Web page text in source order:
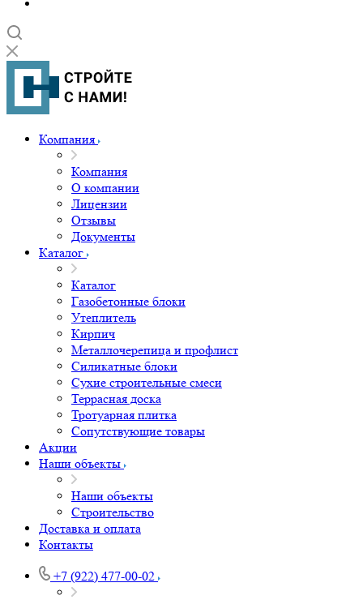
Компания
Компания
О компании
Лицензии
Отзывы
Документы
Каталог
Каталог
Газобетонные блоки
Утеплитель
Кирпич
Металлочерепица и профлист
Силикатные блоки
Сухие строительные смеси
Террасная доска
Тротуарная плитка
Сопутствующие товары
Акции
Наши объекты
Наши объекты
Строительство
Доставка и оплата
Контакты
+7 (922) 477-00-02